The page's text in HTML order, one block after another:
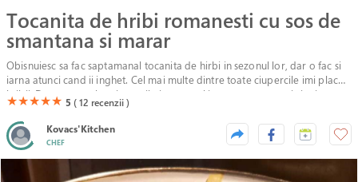
Tocanita de hribi romanesti cu sos de
smantana si marar
Obisnuiesc sa fac saptamanal tocanita de hirbi in sezonul lor, dar o fac si
iarna atunci cand ii inghet. Cel mai multe dintre toate ciupercile imi plac
hribii. Daca nu va plac ciupercile in general inseamna ca nu ati simtit
mirosul acela de hrib in tocanita, un miros clasic, dulce de ciuperci. Puteti
sa o serviti impreuna cu o mamaliga.
(*)
★(*)
★(*)
★(*)
★(*)
★ 5 ( 12 recenzii )
Kovacs'Kitchen
CHEF